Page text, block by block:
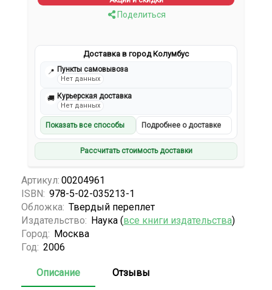
Поделиться
Доставка в город Колумбус
📍 Пункты самовывоза
Нет данных
🚚 Курьерская доставка
Нет данных
Показать все способы Подробнее о доставке
Рассчитать стоимость доставки
Артикул: 00204961
ISBN: 978-5-02-035213-1
Обложка: Твердый переплет
Издательство: Наука (все книги издательства)
Город: Москва
Год: 2006
Описание Отзывы